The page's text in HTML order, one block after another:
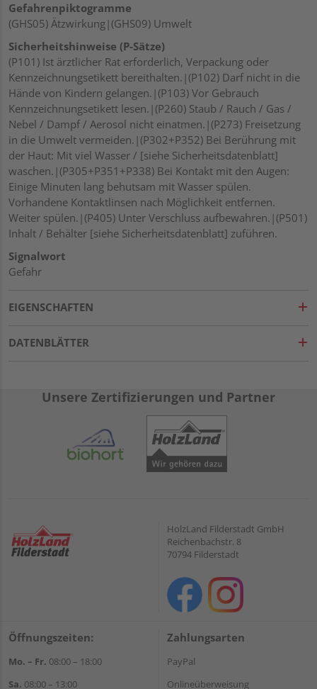
Gefahrenpiktogramme
(GHS05) Ätzwirkung|(GHS09) Umwelt
Sicherheitshinweise (P-Sätze)
(P101) Ist ärztlicher Rat erforderlich, Verpackung oder
Kennzeichnungsetikett bereithalten.|(P102) Darf nicht in die
Hände von Kindern gelangen.|(P103) Vor Gebrauch
Kennzeichnungsetikett lesen.|(P260) Staub / Rauch / Gas /
Nebel / Dampf / Aerosol nicht einatmen.|(P273) Freisetzung
in die Umwelt vermeiden.|(P302+P352) Bei Berührung mit
der Haut: Mit viel Wasser / [siehe Sicherheitsdatenblatt]
waschen.|(P305+P351+P338) Bei Kontakt mit den Augen:
Einige Minuten lang behutsam mit Wasser spülen.
Vorhandene Kontaktlinsen nach Möglichkeit entfernen.
Weiter spülen.|(P405) Unter Verschluss aufbewahren.|(P501)
Inhalt / Behälter [siehe Sicherheitsdatenblatt] zuführen.
Signalwort
Gefahr
EIGENSCHAFTEN
DATENBLÄTTER
Unsere Zertifizierungen und Partner
HolzLand Filderstadt GmbH
Reichenbachstr. 8
70794 Filderstadt
Öffnungszeiten:
Mo. – Fr. 08:00 – 18:00
Sa. 08:00 – 13:00
Zahlungsarten
PayPal
Onlineüberweisung